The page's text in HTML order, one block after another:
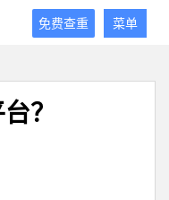
菜单
免费查重
？